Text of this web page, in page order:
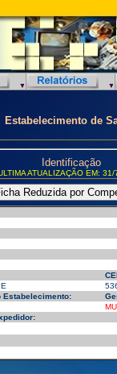
Estabelecimento de
Identificação
ATUALIZAÇÃO EM:
Estabelecimento: